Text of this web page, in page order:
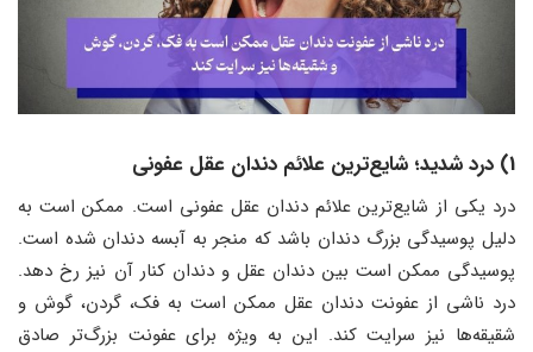
1) درد شدید؛ شایع‌ترین علائم دندان عقل عفونی
درد یکی از شایع‌ترین علائم دندان عقل عفونی است. ممکن است به
دلیل پوسیدگی بزرگ دندان باشد که منجر به آبسه دندان شده است.
پوسیدگی ممکن است بین دندان عقل و دندان کنار آن نیز رخ دهد.
درد ناشی از عفونت دندان عقل ممکن است به فک، گردن، گوش و
شقیقه‌ها نیز سرایت کند. این به ویژه برای عفونت بزرگ‌تر صادق